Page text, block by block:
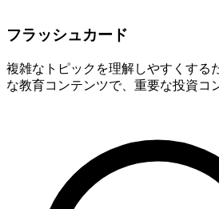
フラッシュカード
複雑なトピックを理解しやすくする
な教育コンテンツで、重要な投資コ